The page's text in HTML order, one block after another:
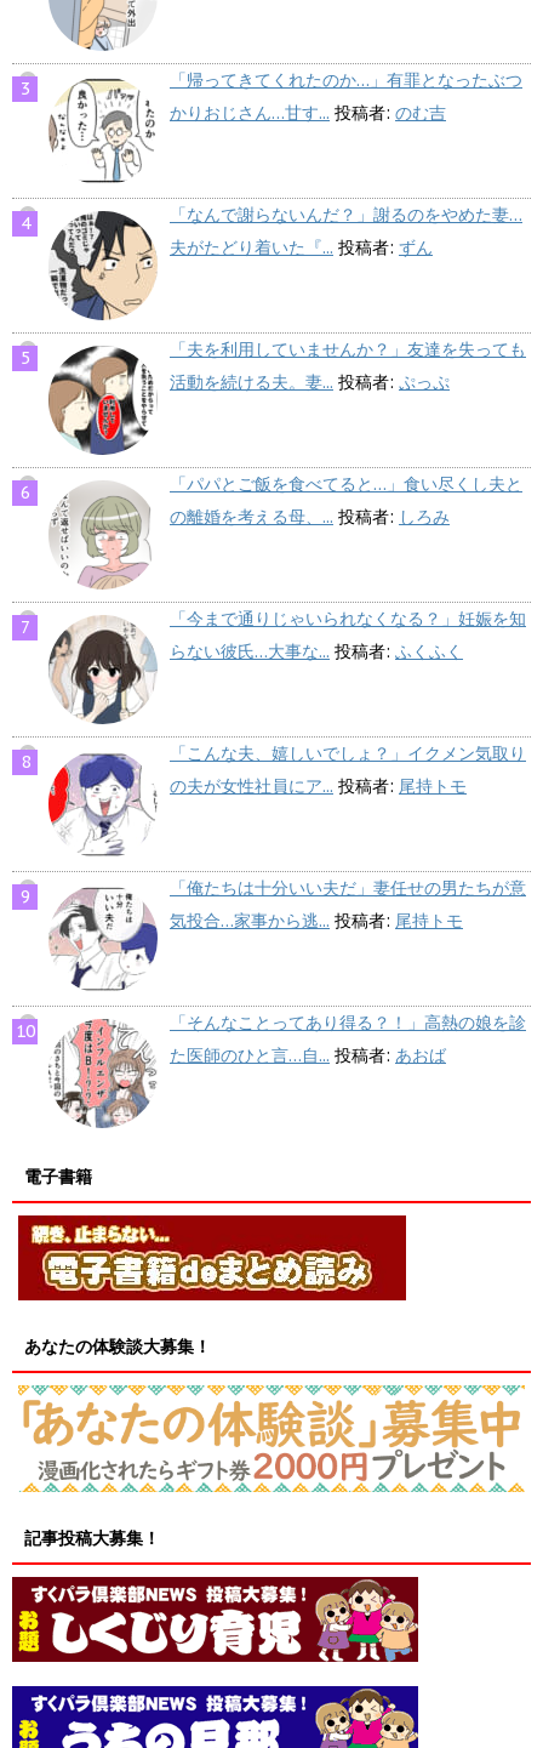
「帰ってきてくれたのか…」有罪となったぶつ
かりおじさん…甘す... 投稿者: のむ吉
「なんで謝らないんだ？」謝るのをやめた妻…
夫がたどり着いた『... 投稿者: ずん
「夫を利用していませんか？」友達を失っても
活動を続ける夫。妻... 投稿者: ぷっぷ
「パパとご飯を食べてると…」食い尽くし夫と
の離婚を考える母、... 投稿者: しろみ
「今まで通りじゃいられなくなる？」妊娠を知
らない彼氏…大事な... 投稿者: ふくふく
「こんな夫、嬉しいでしょ？」イクメン気取り
の夫が女性社員にア... 投稿者: 尾持トモ
「俺たちは十分いい夫だ」妻任せの男たちが意
気投合…家事から逃... 投稿者: 尾持トモ
「そんなことってあり得る？！」高熱の娘を診
た医師のひと言…自... 投稿者: あおば
電子書籍
あなたの体験談大募集！
記事投稿大募集！